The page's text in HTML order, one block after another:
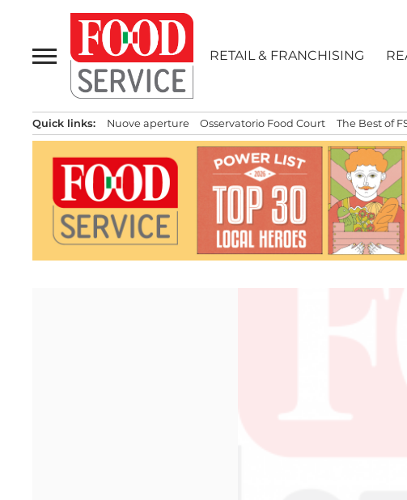
contenuto
RETAIL & FRANCHISING
Quick links: Nuove aperture Osservatorio Food Court The Best of